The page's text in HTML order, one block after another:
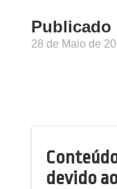
Publicado
28 de Maio de
devido